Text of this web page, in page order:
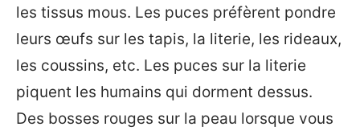
les tissus mous. Les puces préfèrent pondre
leurs œufs sur les tapis, la literie, les rideaux,
les coussins, etc. Les puces sur la literie
piquent les humains qui dorment dessus.
Des bosses rouges sur la peau lorsque vous